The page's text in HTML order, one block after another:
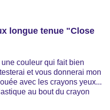
longue tenue "Close
couleur qui fait bien
et vous donnerai mon
avec les crayons yeux...
au bout du crayon